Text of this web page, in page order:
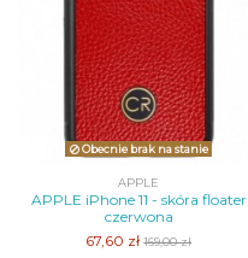
Obecnie brak na stanie
APPLE
APPLE iPhone 11 - skóra floater
czerwona
67,60 zł169,00 zł